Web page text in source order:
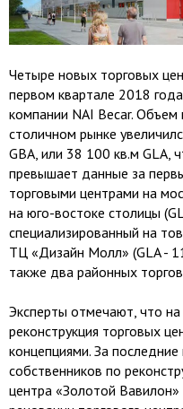
Четыре новых торговых
первом квартале 2018
компании NAI Becar.
столичном рынке
GBA, или 38 100 кв.м GLA,
превышает данные за
торговыми центрами на
на юго-востоке столицы
специализированный на
ТЦ «Дизайн Молл» (GLA -
также два районных
Эксперты отмечают, что
реконструкция торговых
концепциями. За
собственников по
центра «Золотой